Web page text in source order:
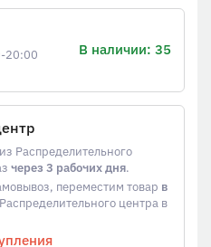
20:00
В наличии: 35
Распределительного
через 3 рабочих дня.
переместим товар в
центра в